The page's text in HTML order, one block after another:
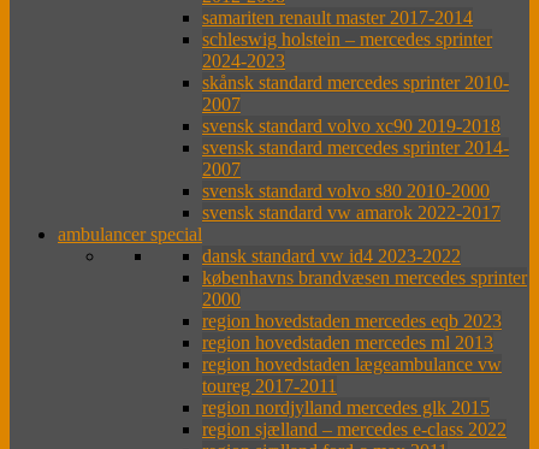
samariten renault master 2017-2014
schleswig holstein – mercedes sprinter
2024-2023
skånsk standard mercedes sprinter 2010-
2007
svensk standard volvo xc90 2019-2018
svensk standard mercedes sprinter 2014-
2007
svensk standard volvo s80 2010-2000
svensk standard vw amarok 2022-2017
ambulancer special
dansk standard vw id4 2023-2022
københavns brandvæsen mercedes sprinter
2000
region hovedstaden mercedes eqb 2023
region hovedstaden mercedes ml 2013
region hovedstaden lægeambulance vw
toureg 2017-2011
region nordjylland mercedes glk 2015
region sjælland – mercedes e-class 2022